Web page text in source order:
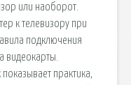
или наоборот.
к телевизору при
подключения
видеокарты.
практика,